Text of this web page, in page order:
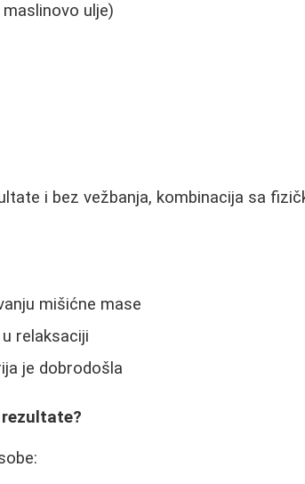
ulje)
i bez vežbanja, kombinacija sa
mišićne mase
relaksaciji
je dobrodošla